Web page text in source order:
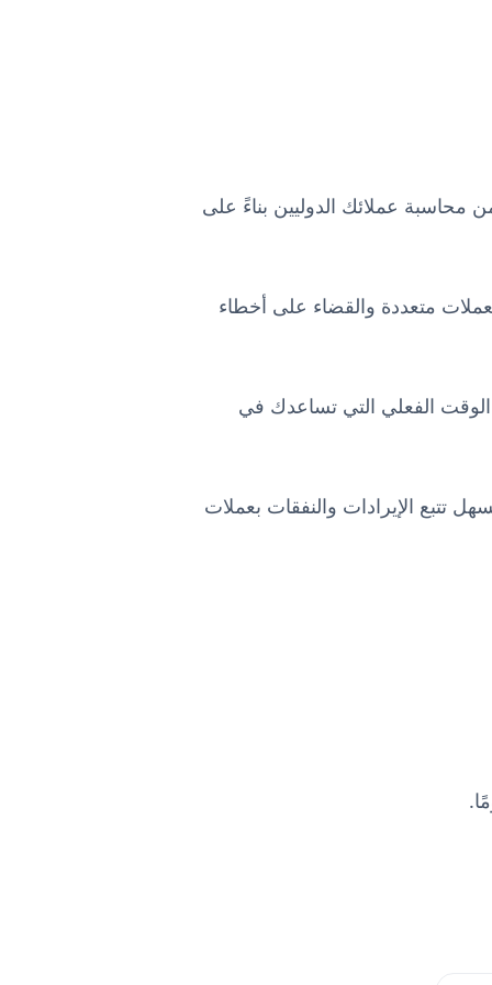
عملائك الدوليين بناءً على
متعددة والقضاء على أخطاء
الفعلي التي تساعدك في
تتبع الإيرادات والنفقات بعملات